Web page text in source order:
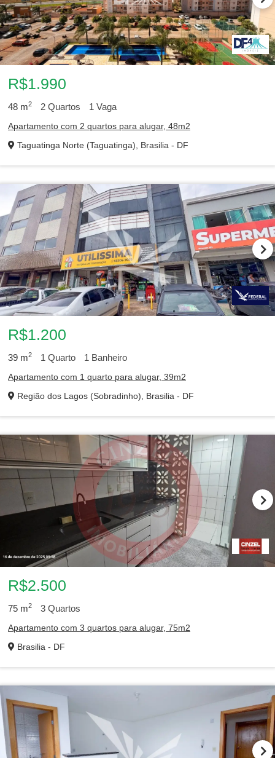
R$1.990
48 m2 2 Quartos 1 Vaga
Apartamento com 2 quartos para alugar, 48m2
Taguatinga Norte (Taguatinga), Brasilia - DF
R$1.200
39 m2 1 Quarto 1 Banheiro
Apartamento com 1 quarto para alugar, 39m2
Região dos Lagos (Sobradinho), Brasilia - DF
R$2.500
75 m2 3 Quartos
Apartamento com 3 quartos para alugar, 75m2
Brasilia - DF